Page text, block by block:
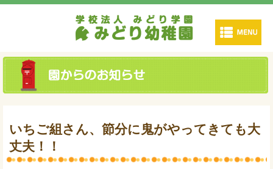
いちご組さん、節分に鬼がやってきても大
丈夫！！